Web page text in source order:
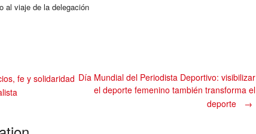
al viaje de la delegación
fe y solidaridad Día Mundial del Periodista Deportivo: visibilizar
el deporte femenino también transforma el
deporte
→